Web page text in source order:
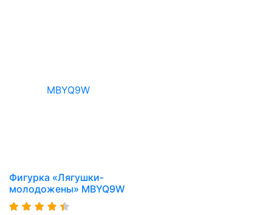
Фигурка «Лягушки-
молодожены» MBYQ9W